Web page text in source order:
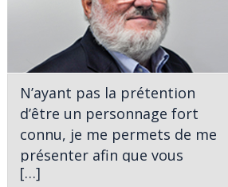
N’ayant pas la prétention
d’être un personnage fort
connu, je me permets de me
présenter afin que vous
sachiez à qui vous avez affaire.
[…]